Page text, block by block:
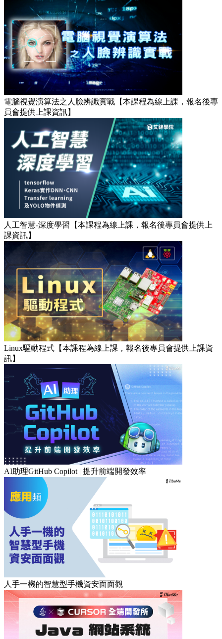
電腦視覺演算法之人臉辨識實戰【本課程為線上課，報名後專
員會提供上課資訊】
人工智慧-深度學習【本課程為線上課，報名後專員會提供上
課資訊】
Linux驅動程式【本課程為線上課，報名後專員會提供上課資
訊】
AI助理GitHub Copilot | 提升前端開發效率
人手一機的智慧型手機資安面面觀